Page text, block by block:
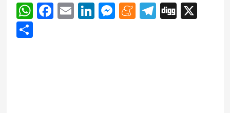
WhatsApp
Facebook
EmailLinkedIn
Messenger
Meneame
Telegram
Digg
X
Share